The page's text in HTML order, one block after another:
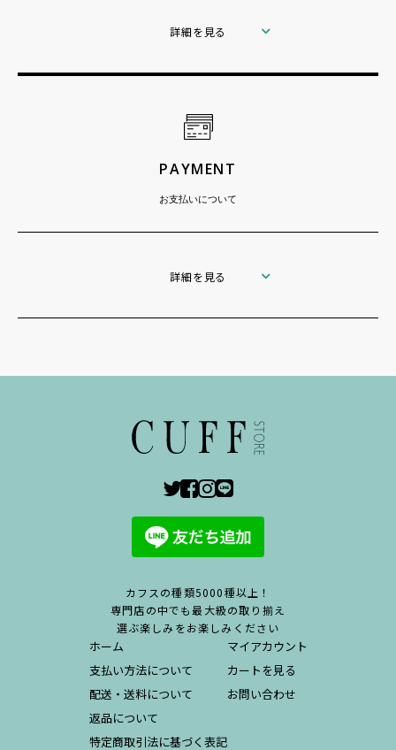
詳細を見る
PAYMENT
お支払いについて
詳細を見る
カフスの種類5000種以上！
専門店の中でも最大級の取り揃え
選ぶ楽しみをお楽しみください
ホーム
支払い方法について
配送・送料について
返品について
特定商取引法に基づく表記
マイアカウント
カートを見る
お問い合わせ